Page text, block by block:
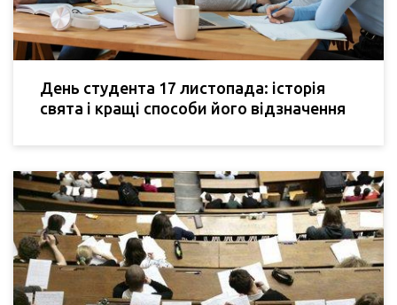
День студента 17 листопада: історія
свята і кращі способи його відзначення